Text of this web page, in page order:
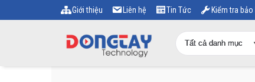
Giới thiệu Liên hệ Tin Tức Kiểm tra bảo